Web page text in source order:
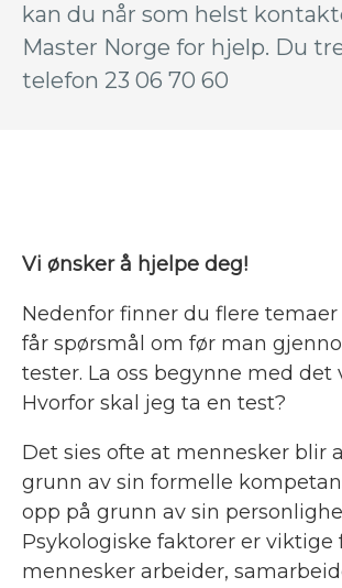
kan du når som helst
Master Norge for hjelp. Du
telefon 23 06 70 60
Vi ønsker å hjelpe deg!
Nedenfor finner du flere
får spørsmål om før man
tester. La oss begynne med det
Hvorfor skal jeg ta en test?
Det sies ofte at mennesker blir
grunn av sin formelle
opp på grunn av sin
Psykologiske faktorer er viktige
mennesker arbeider,